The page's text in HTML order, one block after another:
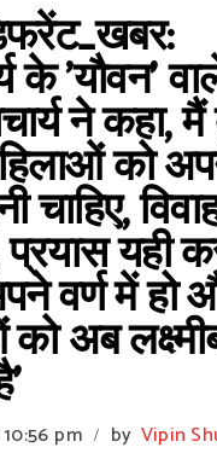
के 'यौवन'
ने कहा,
को
चाहिए,
यही
वर्ण में हो
अब
10:56 pm / by Vipin